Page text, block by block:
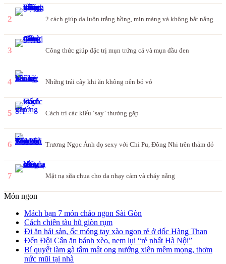
2 2 cách giúp da luôn trắng hồng, mịn màng và không bắt nắng
3 Công thức giúp đặc trị mụn trứng cá và mụn đầu đen
4 Những trái cây khi ăn không nên bỏ vỏ
5 Cách trị các kiểu ‘say’ thường gặp
6 Trương Ngọc Ánh đọ sexy với Chi Pu, Đông Nhi trên thảm đỏ
7 Mặt nạ sữa chua cho da nhạy cảm và cháy nắng
Món ngon
Mách bạn 7 món cháo ngon Sài Gòn
Cách chiên tàu hũ giòn rụm
Đi ăn hải sản, ốc móng tay xào ngon rẻ ở dốc Hàng Than
Đến Đội Cấn ăn bánh xèo, nem lụi “rẻ nhất Hà Nội”
Bí quyết làm gà tẩm mật ong nướng xiên mềm mọng, thơm
nức mũi tại nhà